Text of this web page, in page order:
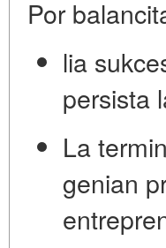
Por
lia
persista
La
genian